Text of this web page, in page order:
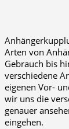
Arten von
Gebrauch bis
verschiedene
eigenen Vor-
wir uns die
genauer
eingehen.